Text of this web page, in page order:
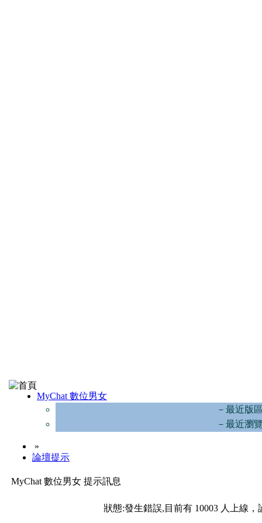
MyChat 數位男女
－最近版
－最近瀏
»
論壇提示
MyChat 數位男女 提示訊息
狀態:發生錯誤,目前有 10003 人上線